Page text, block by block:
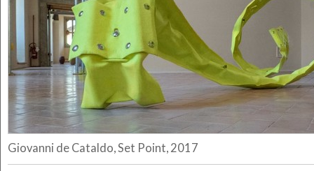
Giovanni de Cataldo, Set Point, 2017